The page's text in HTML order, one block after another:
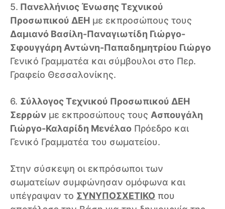
5. Πανελλήνιος Ένωσης Τεχνικού
Προσωπικού ΔΕΗ με εκπροσώπους τους
Δαμιανό Βασίλη-Παναγιωτίδη Γιώργο-
Σφουγγάρη Αντώνη-Παπαδημητρίου Γιώργο
Γενικό Γραμματέα και σύμβουλοι στο Περ.
Γραφείο Θεσσαλονίκης.
6. Σύλλογος Τεχνικού Προσωπικού ΔΕΗ
Σερρών με εκπροσώπους τους Ασπουγάλη
Γιώργο-Καλαρίδη Μενέλαο Πρόεδρο και
Γενικό Γραμματέα του σωματείου.
Στην σύσκεψη οι εκπρόσωποι των
σωματείων συμφώνησαν ομόφωνα και
υπέγραψαν το ΣΥΝΥΠΟΣΧΕΤΙΚΟ που